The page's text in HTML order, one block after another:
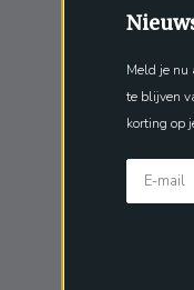
Meld je nu
te blijven
korting op